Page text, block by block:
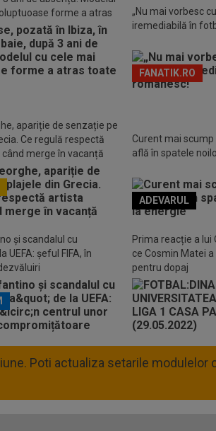
forme a atras
„Nu mai vorbesc
iremediabilă în
FANATIK.RO
apariție de senzație pe
Ce regulă respectă
merge în vacanță
Curent mai
află în spatele
ADEVARUL
și scandalul cu
UEFA: șeful FIFA, în
Prima reacție a lui
ce Cosmin Matei
pentru dopaj
Poti actualiza setarile modulelor